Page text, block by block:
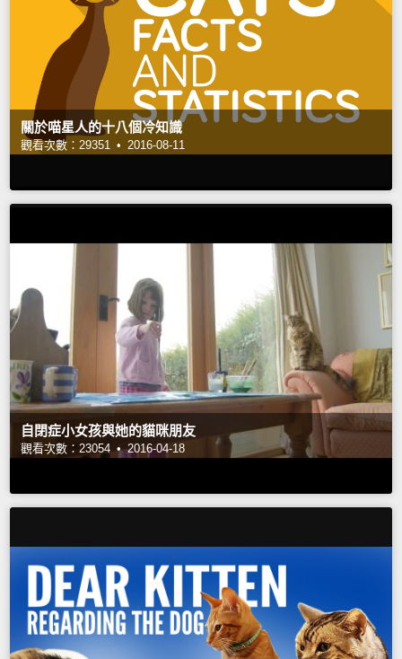
關於喵星人的十八個冷知識
觀看次數：29351 • 2016-08-11
自閉症小女孩與她的貓咪朋友
觀看次數：23054 • 2016-04-18